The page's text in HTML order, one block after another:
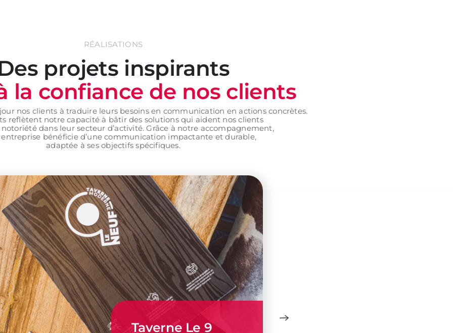
RÉALISATIONS
projets inspirants
la confiance de nos clients
nos clients à traduire leurs besoins en communication en actions concrètes.
reflètent notre capacité à bâtir des solutions qui aident nos clients
dans leur secteur d’activité. Grâce à notre accompagnement,
bénéficie d’une communication impactante et durable,
adaptée à ses objectifs spécifiques.
Taverne Le 9